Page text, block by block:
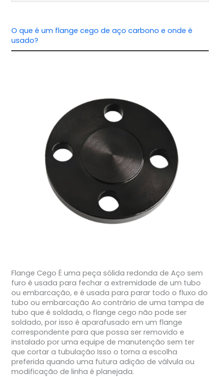
O que é um flange cego de aço carbono e onde é
usado?
Flange Cego É uma peça sólida redonda de Aço sem
furo é usada para fechar a extremidade de um tubo
ou embarcação, e é usada para parar todo o fluxo do
tubo ou embarcação Ao contrário de uma tampa de
tubo que é soldada, o flange cego não pode ser
soldado, por isso é aparafusado em um flange
correspondente para que possa ser removido e
instalado por uma equipe de manutenção sem ter
que cortar a tubulação Isso o torna a escolha
preferida quando uma futura adição de válvula ou
modificação de linha é planejada.